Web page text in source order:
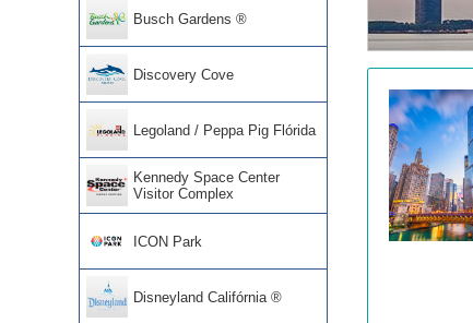
Busch Gardens ®
Discovery Cove
Legoland / Peppa Pig Flórida
Kennedy Space Center
Visitor Complex
ICON Park
Disneyland Califórnia ®